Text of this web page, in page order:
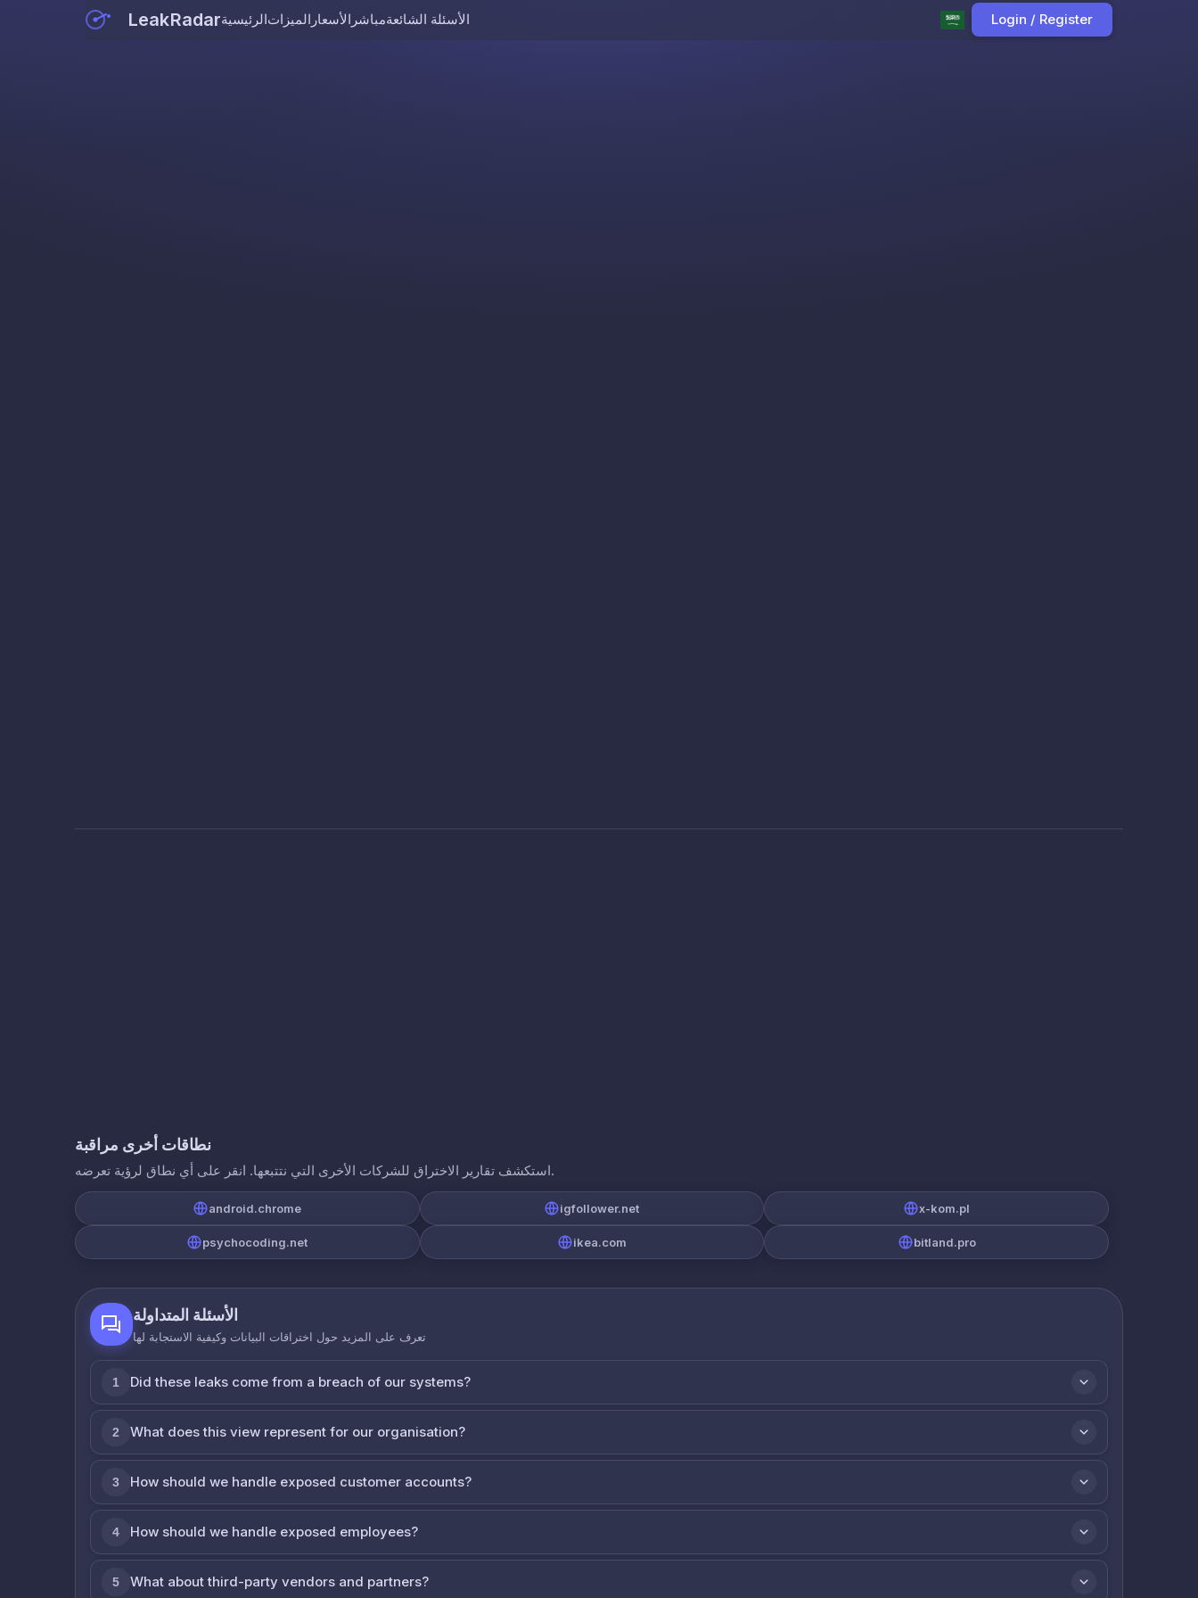
LeakRadarالرئيسيةالميزات الأسعار مباشرالأسئلة الشائعة Login / Register
نطاقات أخرى مراقبة
استكشف تقارير الاختراق للشركات الأخرى التي نتتبعها. انقر على أي نطاق لرؤية تعرضه.
android.chrome igfollower.net x-kom.pl
psychocoding.net ikea.com bitland.pro
الأسئلة المتداولة
تعرف على المزيد حول اختراقات البيانات وكيفية الاستجابة لها
1 Did these leaks come from a breach of our systems?
2 What does this view represent for our organisation?
3 How should we handle exposed customer accounts?
4 How should we handle exposed employees?
5 What about third-party vendors and partners?